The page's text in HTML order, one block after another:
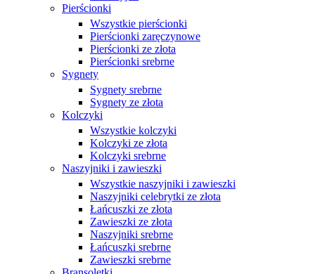
Pierścionki
Wszystkie pierścionki
Pierścionki zaręczynowe
Pierścionki ze złota
Pierścionki srebrne
Sygnety
Sygnety srebrne
Sygnety ze złota
Kolczyki
Wszystkie kolczyki
Kolczyki ze złota
Kolczyki srebrne
Naszyjniki i zawieszki
Wszystkie naszyjniki i zawieszki
Naszyjniki celebrytki ze złota
Łańcuszki ze złota
Zawieszki ze złota
Naszyjniki srebrne
Łańcuszki srebrne
Zawieszki srebrne